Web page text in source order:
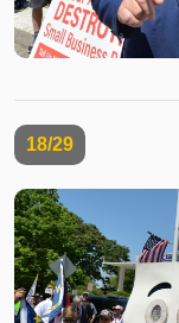
18/29